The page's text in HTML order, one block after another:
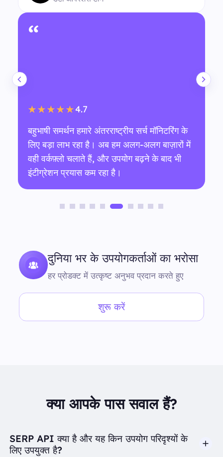
“
★★★★★4.7
बहुभाषी समर्थन हमारे अंतरराष्ट्रीय सर्च मॉनिटरिंग के
लिए बड़ा लाभ रहा है। अब हम अलग-अलग बाज़ारों में
वही वर्कफ़्लो चलाते हैं, और उपयोग बढ़ने के बाद भी
इंटीग्रेशन प्रयास कम रहा है।
दुनिया भर के उपयोगकर्ताओं का भरोसा
हर प्रोडक्ट में उत्कृष्ट अनुभव प्रदान करते हुए
शुरू करें
क्या आपके पास सवाल हैं?
SERP API क्या है और यह किन उपयोग परिदृश्यों के
लिए उपयुक्त है?